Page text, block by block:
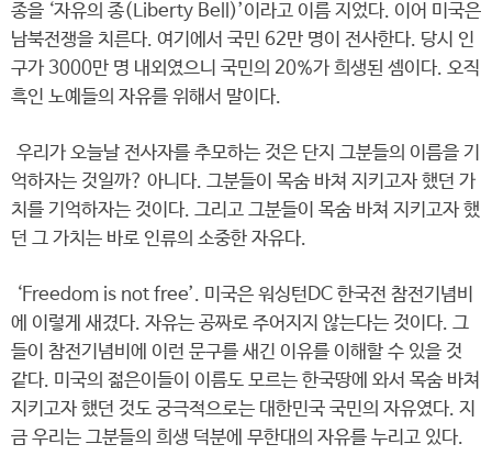
종을 ‘자유의 종(Liberty Bell)’이라고 이름 지었다. 이어 미국은
남북전쟁을 치른다. 여기에서 국민 62만 명이 전사한다. 당시 인
구가 3000만 명 내외였으니 국민의 20%가 희생된 셈이다. 오직
흑인 노예들의 자유를 위해서 말이다.
우리가 오늘날 전사자를 추모하는 것은 단지 그분들의 이름을 기
억하자는 것일까? 아니다. 그분들이 목숨 바쳐 지키고자 했던 가
치를 기억하자는 것이다. 그리고 그분들이 목숨 바쳐 지키고자 했
던 그 가치는 바로 인류의 소중한 자유다.
‘Freedom is not free’. 미국은 워싱턴DC 한국전 참전기념비
에 이렇게 새겼다. 자유는 공짜로 주어지지 않는다는 것이다. 그
들이 참전기념비에 이런 문구를 새긴 이유를 이해할 수 있을 것
같다. 미국의 젊은이들이 이름도 모르는 한국땅에 와서 목숨 바쳐
지키고자 했던 것도 궁극적으로는 대한민국 국민의 자유였다. 지
금 우리는 그분들의 희생 덕분에 무한대의 자유를 누리고 있다.